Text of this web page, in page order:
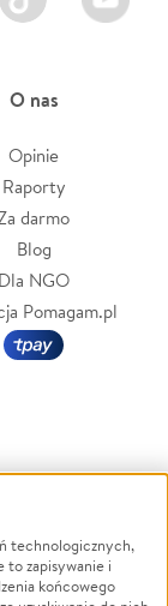
O nas
Opinie
Raporty
Za darmo
Blog
Dla NGO
Pomagam.pl
Powódź
Wichura
technologicznych,
to zapisywanie i
końcowego